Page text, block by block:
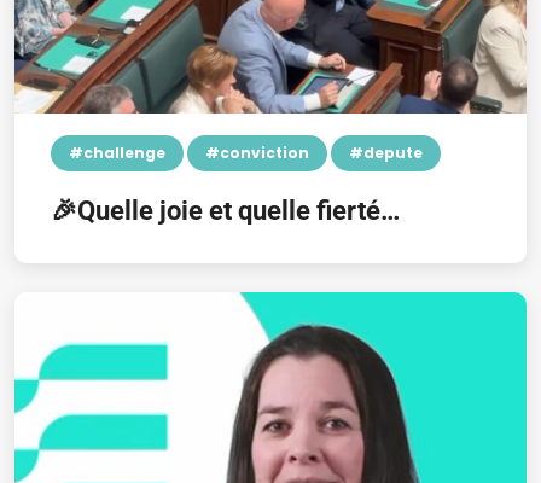
#challenge #conviction #depute
🎉Quelle joie et quelle fierté…